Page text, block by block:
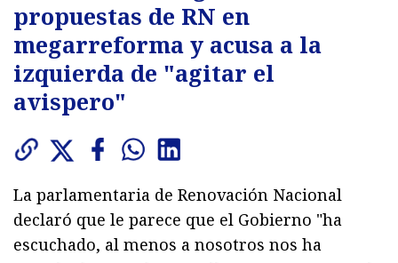
propuestas de RN en
megarreforma y acusa a la
izquierda de "agitar el
avispero"
La parlamentaria de Renovación Nacional
declaró que le parece que el Gobierno "ha
escuchado, al menos a nosotros nos ha